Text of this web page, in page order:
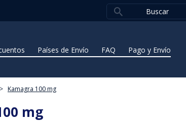
Países de Envío FAQ Pago y Envío
> Kamagra 100 mg
mg